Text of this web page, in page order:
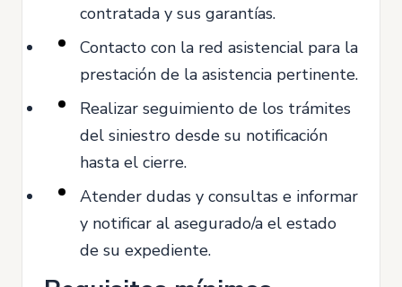
contratada y sus garantías.
Contacto con la red asistencial para la
prestación de la asistencia pertinente.
Realizar seguimiento de los trámites
del siniestro desde su notificación
hasta el cierre.
Atender dudas y consultas e informar
y notificar al asegurado/a el estado
de su expediente.